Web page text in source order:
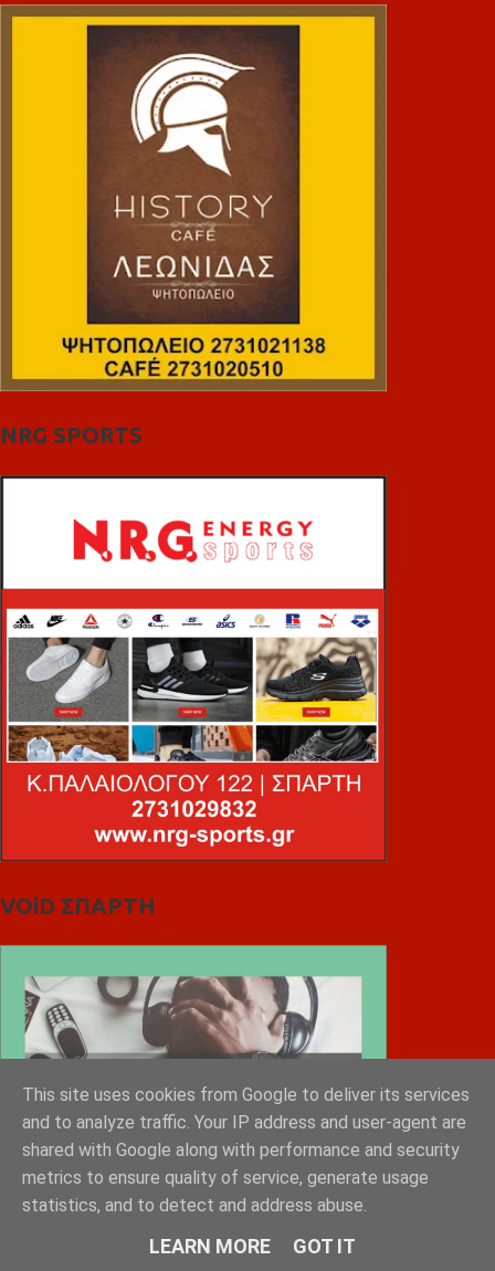
NRG SPORTS
VOiD ΣΠΑΡΤΗ
This site uses cookies from Google to deliver its services
and to analyze traffic. Your IP address and user-agent are
shared with Google along with performance and security
metrics to ensure quality of service, generate usage
statistics, and to detect and address abuse.
LEARN MORE GOT IT